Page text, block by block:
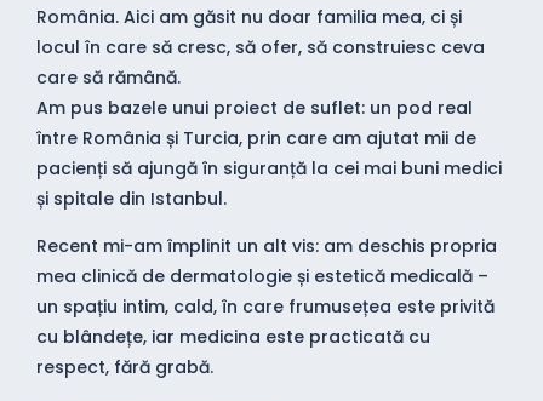
România. Aici am găsit nu doar familia mea, ci și
locul în care să cresc, să ofer, să construiesc ceva
care să rămână.
Am pus bazele unui proiect de suflet: un pod real
între România și Turcia, prin care am ajutat mii de
pacienți să ajungă în siguranță la cei mai buni medici
și spitale din Istanbul.
Recent mi-am împlinit un alt vis: am deschis propria
mea clinică de dermatologie și estetică medicală –
un spațiu intim, cald, în care frumusețea este privită
cu blândețe, iar medicina este practicată cu
respect, fără grabă.